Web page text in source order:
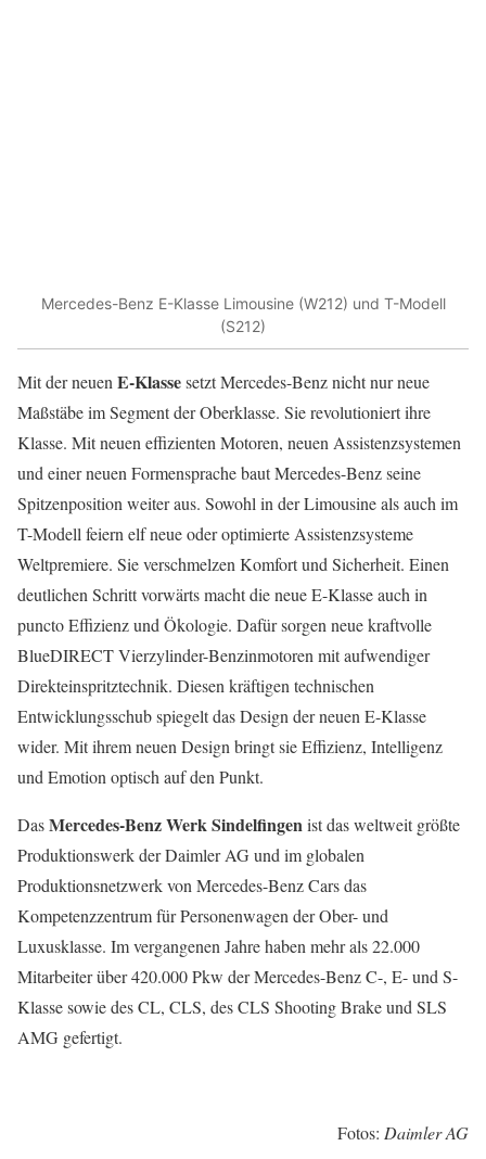
Mercedes-Benz E-Klasse Limousine (W212) und T-Modell
(S212)
Mit der neuen E-Klassesetzt Mercedes-Benz nicht nur neue
Maßstäbe im Segment der Oberklasse. Sie revolutioniert ihre
Klasse. Mit neuen effizienten Motoren, neuen Assistenzsystemen
und einer neuen Formensprache baut Mercedes-Benz seine
Spitzenposition weiter aus. Sowohl in der Limousine als auch im
T-Modell feiern elf neue oder optimierte Assistenzsysteme
Weltpremiere. Sie verschmelzen Komfort und Sicherheit. Einen
deutlichen Schritt vorwärts macht die neue E-Klasse auch in
puncto Effizienz und Ökologie. Dafür sorgen neue kraftvolle
BlueDIRECT Vierzylinder-Benzinmotoren mit aufwendiger
Direkteinspritztechnik. Diesen kräftigen technischen
Entwicklungsschub spiegelt das Design der neuen E-Klasse
wider. Mit ihrem neuen Design bringt sie Effizienz, Intelligenz
und Emotion optisch auf den Punkt.
DasMercedes-Benz Werk Sindelfingenist das weltweit größte
Produktionswerk der Daimler AG und im globalen
Produktionsnetzwerk von Mercedes-Benz Cars das
Kompetenzzentrum für Personenwagen der Ober- und
Luxusklasse. Im vergangenen Jahre haben mehr als 22.000
Mitarbeiter über 420.000 Pkw der Mercedes-Benz C-, E- und S-
Klasse sowie des CL, CLS, des CLS Shooting Brake und SLS
AMG gefertigt.
Fotos: Daimler AG